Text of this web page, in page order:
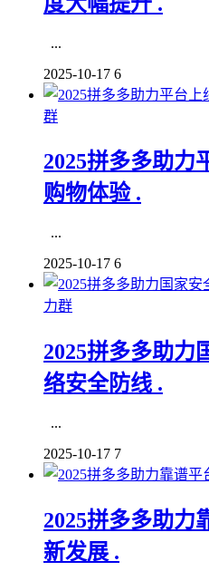
...
2025-10-17 6
群
2025拼多多助力
购物体验 .
...
2025-10-17 6
力群
2025拼多多助力
络安全防线 .
...
2025-10-17 7
2025拼多多助力
新发展 .